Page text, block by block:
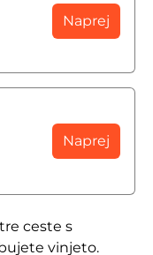
ceste s
vinjeto.
Naprej
Naprej